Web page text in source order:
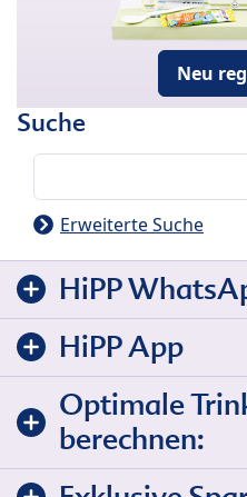
Neu
Suche
Erweiterte Suche
HiPP
HiPP App
Optimale
berechnen: